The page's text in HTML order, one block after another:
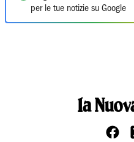
per le tue notizie su Google